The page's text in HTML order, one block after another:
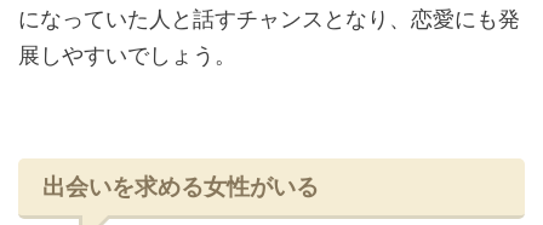
になっていた人と話すチャンスとなり、恋愛にも発
展しやすいでしょう。
出会いを求める女性がいる